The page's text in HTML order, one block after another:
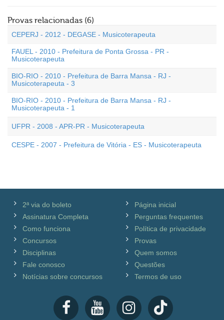
Provas relacionadas (6)
CEPERJ - 2012 - DEGASE - Musicoterapeuta
FAUEL - 2010 - Prefeitura de Ponta Grossa - PR -
Musicoterapeuta
BIO-RIO - 2010 - Prefeitura de Barra Mansa - RJ -
Musicoterapeuta - 3
BIO-RIO - 2010 - Prefeitura de Barra Mansa - RJ -
Musicoterapeuta - 1
UFPR - 2008 - APR-PR - Musicoterapeuta
CESPE - 2007 - Prefeitura de Vitória - ES - Musicoterapeuta
2ª via do boleto
Assinatura Completa
Como funciona
Concursos
Disciplinas
Fale conosco
Notícias sobre concursos
Página inicial
Perguntas frequentes
Política de privacidade
Provas
Quem somos
Questões
Termos de uso